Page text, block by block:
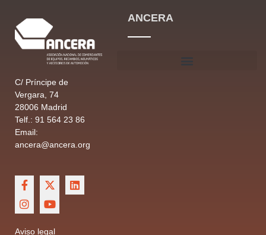
C/ Príncipe de
Vergara, 74
28006 Madrid
Telf.: 91 564 23 86
Email:
ancera@ancera.org
Aviso legal
ANCERA